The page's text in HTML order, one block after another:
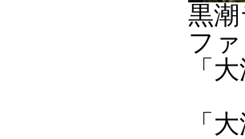
黒
フ
「
「